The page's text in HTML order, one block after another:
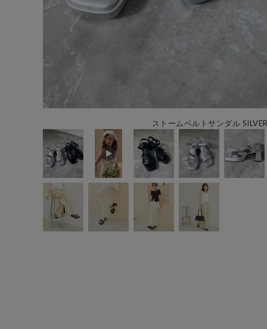
ストームベルトサンダル